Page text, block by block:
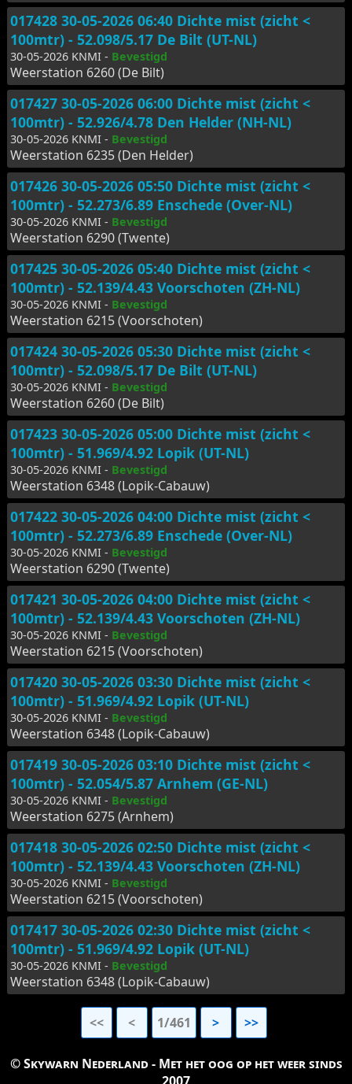
017428 30-05-2026 06:40 Dichte mist (zicht <
100mtr) - 52.098/5.17 De Bilt (UT-NL)
30-05-2026 KNMI - Bevestigd
Weerstation 6260 (De Bilt)
017427 30-05-2026 06:00 Dichte mist (zicht <
100mtr) - 52.926/4.78 Den Helder (NH-NL)
30-05-2026 KNMI - Bevestigd
Weerstation 6235 (Den Helder)
017426 30-05-2026 05:50 Dichte mist (zicht <
100mtr) - 52.273/6.89 Enschede (Over-NL)
30-05-2026 KNMI - Bevestigd
Weerstation 6290 (Twente)
017425 30-05-2026 05:40 Dichte mist (zicht <
100mtr) - 52.139/4.43 Voorschoten (ZH-NL)
30-05-2026 KNMI - Bevestigd
Weerstation 6215 (Voorschoten)
017424 30-05-2026 05:30 Dichte mist (zicht <
100mtr) - 52.098/5.17 De Bilt (UT-NL)
30-05-2026 KNMI - Bevestigd
Weerstation 6260 (De Bilt)
017423 30-05-2026 05:00 Dichte mist (zicht <
100mtr) - 51.969/4.92 Lopik (UT-NL)
30-05-2026 KNMI - Bevestigd
Weerstation 6348 (Lopik-Cabauw)
017422 30-05-2026 04:00 Dichte mist (zicht <
100mtr) - 52.273/6.89 Enschede (Over-NL)
30-05-2026 KNMI - Bevestigd
Weerstation 6290 (Twente)
017421 30-05-2026 04:00 Dichte mist (zicht <
100mtr) - 52.139/4.43 Voorschoten (ZH-NL)
30-05-2026 KNMI - Bevestigd
Weerstation 6215 (Voorschoten)
017420 30-05-2026 03:30 Dichte mist (zicht <
100mtr) - 51.969/4.92 Lopik (UT-NL)
30-05-2026 KNMI - Bevestigd
Weerstation 6348 (Lopik-Cabauw)
017419 30-05-2026 03:10 Dichte mist (zicht <
100mtr) - 52.054/5.87 Arnhem (GE-NL)
30-05-2026 KNMI - Bevestigd
Weerstation 6275 (Arnhem)
017418 30-05-2026 02:50 Dichte mist (zicht <
100mtr) - 52.139/4.43 Voorschoten (ZH-NL)
30-05-2026 KNMI - Bevestigd
Weerstation 6215 (Voorschoten)
017417 30-05-2026 02:30 Dichte mist (zicht <
100mtr) - 51.969/4.92 Lopik (UT-NL)
30-05-2026 KNMI - Bevestigd
Weerstation 6348 (Lopik-Cabauw)
<< < 1/461 > >>
© Skywarn Nederland - Met het oog op het weer sinds